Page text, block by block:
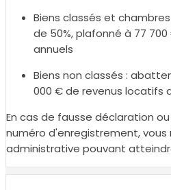
Biens classés et
de 50%, plafonné à 77
annuels
Biens non classés :
000 € de revenus locatifs
En cas de fausse déclaration
numéro d'enregistrement, vous
administrative pouvant